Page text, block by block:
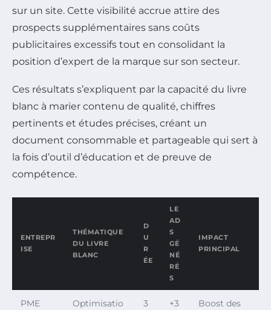
sur un site. Cette visibilité accrue attire des
prospects supplémentaires sans coûts
publicitaires excessifs tout en consolidant la
position d’expert de la marque sur son secteur.
Ces résultats s’expliquent par la capacité du livre
blanc à marier contenu de qualité, chiffres
pertinents et études précises, créant un
document consommable et partageable qui sert à
la fois d’outil d’éducation et de preuve de
compétence.
ENTREPR
ISE
THÉMATIQUE
DU LIVRE
BLANC
D
U
R
ÉE
LE
AD
S
GÉ
NÉ
RÉ
S
IMPACT
PRINCIPAL
PME
Optimisatio
3
+3
Boost des